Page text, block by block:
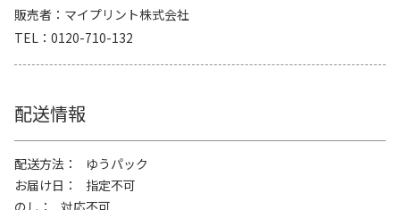
販売者
マイプリント株式会社
TEL
0120-710-132
配送情報
配送方法
ゆうパック
お届け日
指定不可
のし
対応不可